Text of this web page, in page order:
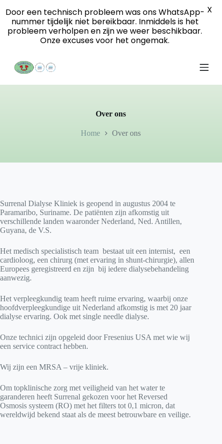
S
k
p
Over ons
Home Over ons
Surrenal Dialyse Kliniek is geopend in augustus 2004 te
Paramaribo, Suriname. De patiënten zijn afkomstig uit
verschillende landen waaronder Nederland, Ned. Antillen,
Guyana, de V.S.
Het medisch specialistisch team bestaat uit een internist, een
cardioloog, een chirurg (met ervaring in shunt-chirurgie), allen
Europees geregistreerd en zijn bij iedere dialysebehandeling
aanwezig.
Het verpleegkundig team heeft ruime ervaring, waarbij onze
hoofdverpleegkundige uit Nederland afkomstig is met 20 jaar
dialyse ervaring. Ook met single needle dialyse.
Onze technici zijn opgeleid door Fresenius USA met wie wij
een service contract hebben.
Wij zijn een MRSA – vrije kliniek.
Om topklinische zorg met veiligheid van het water te
garanderen heeft Surrenal gekozen voor het Reversed
Osmosis systeem (RO) met het filters tot 0,1 micron, dat
wereldwijd bekend staat als de meest betrouwbare en veilige.
Door een technisch probleem was ons WhatsApp-
nummer tijdelijk niet bereikbaar. Inmiddels is het
probleem verholpen en zijn we weer beschikbaar.
Onze excuses voor het ongemak.
X